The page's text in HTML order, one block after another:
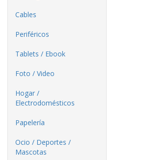
Cables
Periféricos
Tablets / Ebook
Foto / Video
Hogar /
Electrodomésticos
Papelería
Ocio / Deportes /
Mascotas